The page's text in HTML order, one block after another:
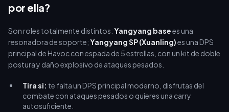
por ella?
Son roles totalmente distintos:Yangyang basees una
resonadora de soporte;Yangyang SP (Xuanling)es una DPS
principal de Havoc con espada de 5 estrellas, con un kit de doble
postura y daño explosivo de ataques pesados.
Tira si: te falta un DPS principal moderno, disfrutas del
combate con ataques pesados o quieres una carry
autosuficiente.